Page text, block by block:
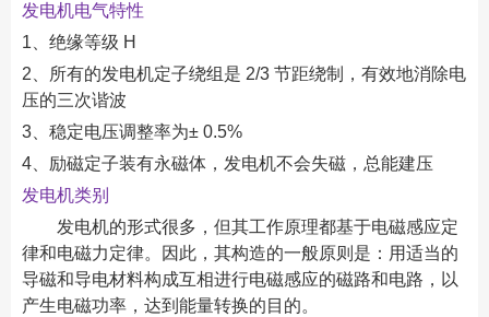
发电机电气特性
1、绝缘等级 H
2、所有的发电机定子绕组是 2/3 节距绕制，有效地消除电
压的三次谐波
3、稳定电压调整率为± 0.5%
4、励磁定子装有永磁体，发电机不会失磁，总能建压
发电机类别
发电机的形式很多，但其工作原理都基于电磁感应定
律和电磁力定律。因此，其构造的一般原则是：用适当的
导磁和导电材料构成互相进行电磁感应的磁路和电路，以
产生电磁功率，达到能量转换的目的。